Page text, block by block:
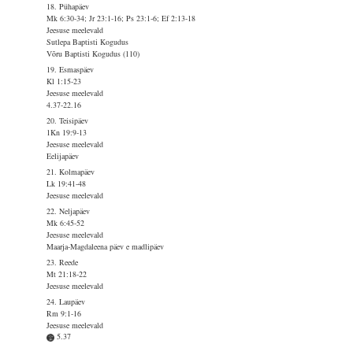
18. Pühapäev
Mk 6:30-34; Jr 23:1-16; Ps 23:1-6; Ef 2:13-18
Jeesuse meelevald
Sutlepa Baptisti Kogudus
Võru Baptisti Kogudus (110)
19. Esmaspäev
Kl 1:15-23
Jeesuse meelevald
4.37-22.16
20. Teisipäev
1Kn 19:9-13
Jeesuse meelevald
Eelijapäev
21. Kolmapäev
Lk 19:41-48
Jeesuse meelevald
22. Neljapäev
Mk 6:45-52
Jeesuse meelevald
Maarja-Magdaleena päev e madlipäev
23. Reede
Mt 21:18-22
Jeesuse meelevald
24. Laupäev
Rm 9:1-16
Jeesuse meelevald
5.37